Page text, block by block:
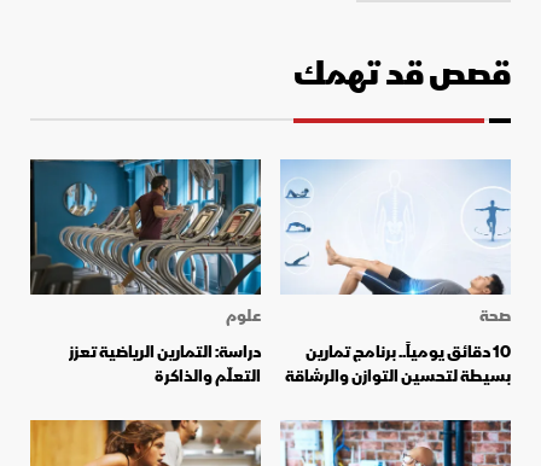
قصص قد تهمك
صحة
10 دقائق يومياً.. برنامج تمارين
بسيطة لتحسين التوازن والرشاقة
علوم
دراسة: التمارين الرياضية تعزز
التعلّم والذاكرة